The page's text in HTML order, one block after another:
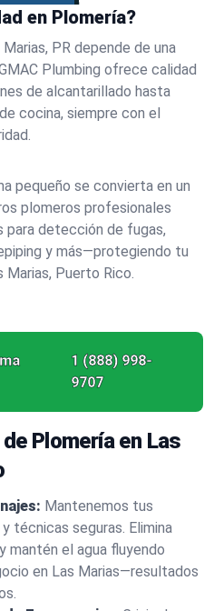
en Plomería?
PR depende de una
Plumbing ofrece calidad
de alcantarillado hasta
cocina, siempre con el
pequeño se convierta en un
plomeros profesionales
para detección de fugas,
y más—protegiendo tu
Puerto Rico.
1 (888) 998-
9707
Plomería en Las
Mantenemos tus
técnicas seguras. Elimina
el agua fluyendo
en Las Marias—resultados